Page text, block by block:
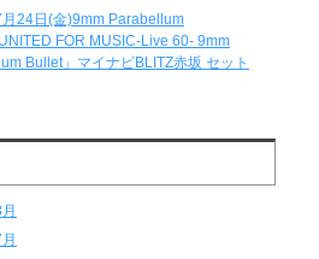
24日(金)9mm Parabellum
FOR MUSIC-Live 60- 9mm
Bullet」マイナビBLITZ赤坂 セット